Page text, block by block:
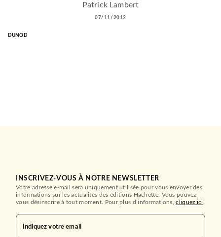
Patrick Lambert
07/11/2012
DUNOD
INSCRIVEZ-VOUS À NOTRE NEWSLETTER
Votre adresse e-mail sera uniquement utilisée pour vous envoyer des
informations sur les actualités des éditions Hachette. Vous pouvez
vous désinscrire à tout moment. Pour plus d’informations,cliquez ici
Indiquez votre email